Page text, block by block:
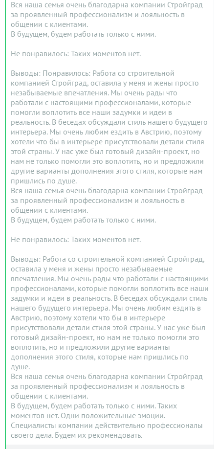
Вся наша семья очень благодарна компании Стройград
за проявленный профессионализм и лояльность в
общении с клиентами.
В будущем, будем работать только с ними.
Не понравилось: Таких моментов нет.
Выводы: Понравилось: Работа со строительной
компанией Стройград, оставила у меня и жены просто
незабываемые впечатления. Мы очень рады что
работали с настоящими профессионалами, которые
помогли воплотить все наши задумки и идеи в
реальность. В беседах обсуждали стиль нашего будущего
интерьера. Мы очень любим ездить в Австрию, поэтому
хотели что бы в интерьере присутствовали детали стиля
этой страны. У нас уже был готовый дизайн-проект, но
нам не только помогли это воплотить, но и предложили
другие варианты дополнения этого стиля, которые нам
пришлись по душе.
Вся наша семья очень благодарна компании Стройград
за проявленный профессионализм и лояльность в
общении с клиентами.
В будущем, будем работать только с ними.
Не понравилось: Таких моментов нет.
Выводы: Работа со строительной компанией Стройград,
оставила у меня и жены просто незабываемые
впечатления. Мы очень рады что работали с настоящими
профессионалами, которые помогли воплотить все наши
задумки и идеи в реальность. В беседах обсуждали стиль
нашего будущего интерьера. Мы очень любим ездить в
Австрию, поэтому хотели что бы в интерьере
присутствовали детали стиля этой страны. У нас уже был
готовый дизайн-проект, но нам не только помогли это
воплотить, но и предложили другие варианты
дополнения этого стиля, которые нам пришлись по
душе.
Вся наша семья очень благодарна компании Стройград
за проявленный профессионализм и лояльность в
общении с клиентами.
В будущем, будем работать только с ними. Таких
моментов нет. Одни положительные эмоции.
Специалисты компании действительно профессионалы
своего дела. Будем их рекомендовать.